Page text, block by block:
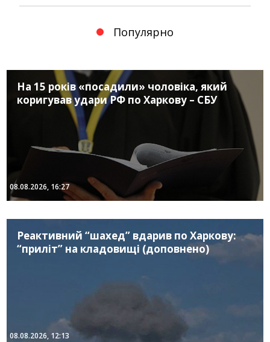
Популярно
На 15 років «посадили» чоловіка, який
коригував удари РФ по Харкову – СБУ
08.08.2026, 16:27
Реактивний “шахед” вдарив по Харкову:
“приліт” на кладовищі (доповнено)
08.08.2026, 12:13